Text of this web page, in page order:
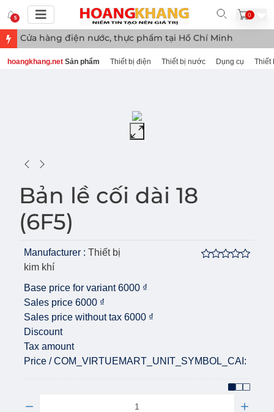
5 0
Cửa hàng điện nước, thực phẩm tại Hồ Chí Minh
hoangkhang.net Sản phẩm Thiết bị điện Thiết bị nước Dụng cụ Thiết
Bản lề cối dài 18
(6F5)
Manufacturer : Thiết bị
kim khí
Base price for variant6000 ₫
Sales price 6000 ₫
Sales price without tax 6000 ₫
Discount
Tax amount
Price / COM_VIRTUEMART_UNIT_SYMBOL_CAI: